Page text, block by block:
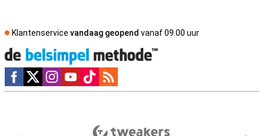
Klantenservice vandaag geopend vanaf 09.00 uur
Social media